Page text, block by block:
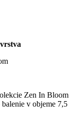
Zen In Bloom
v objeme 7,5